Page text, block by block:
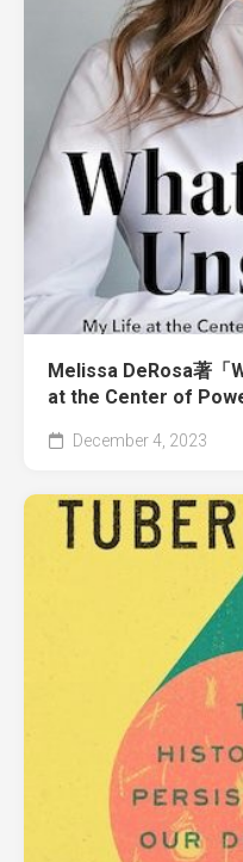
Melissa DeRosa著「
at the Center of
December 4, 2023